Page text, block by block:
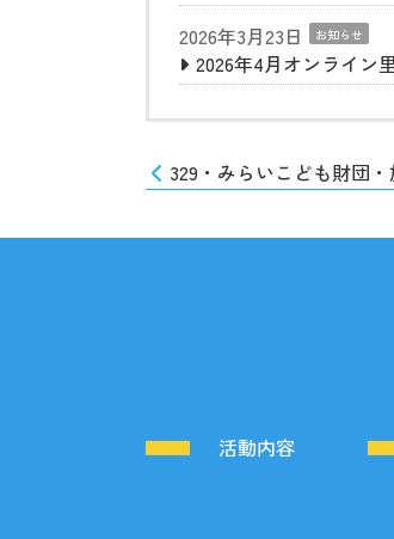
2026年3月23日
お知らせ
2026年4月オンライン
329・みらいこども財団
活動内容